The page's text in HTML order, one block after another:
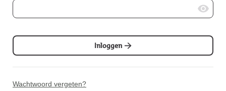
Inloggen
Wachtwoord vergeten?